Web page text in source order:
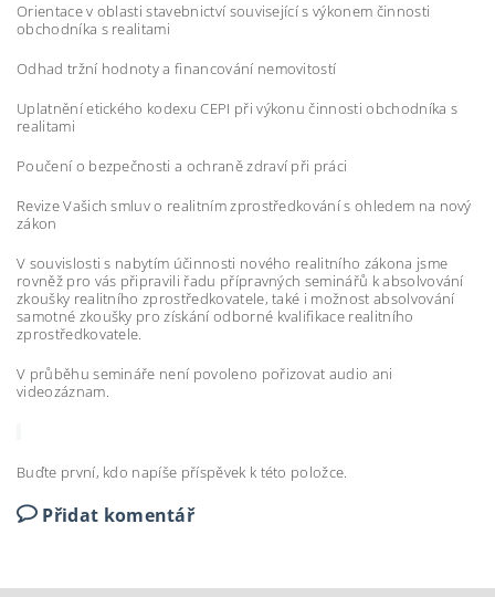
Orientace v oblasti stavebnictví související s výkonem činnosti
obchodníka s realitami
Odhad tržní hodnoty a financování nemovitostí
Uplatnění etického kodexu CEPI při výkonu činnosti obchodníka s
realitami
Poučení o bezpečnosti a ochraně zdraví při práci
Revize Vašich smluv o realitním zprostředkování s ohledem na nový
zákon
V souvislosti s nabytím účinnosti nového realitního zákona jsme
rovněž pro vás připravili řadu přípravných seminářů k absolvování
zkoušky realitního zprostředkovatele, také i možnost absolvování
samotné zkoušky pro získání odborné kvalifikace realitního
zprostředkovatele.
V průběhu semináře není povoleno pořizovat audio ani
videozáznam.
Buďte první, kdo napíše příspěvek k této položce.
Přidat komentář